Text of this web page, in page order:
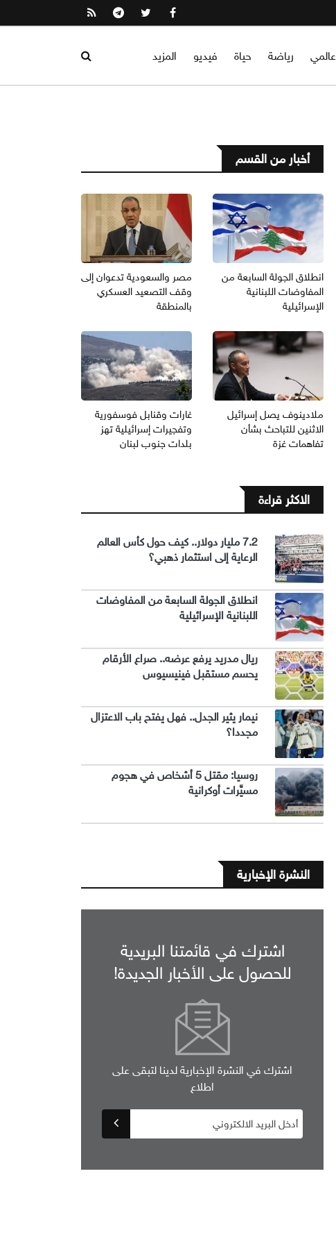
عالمي رياضة حياة فيديو المزيد
أخبار من القسم
انطلاق الجولة السابعة من
المفاوضات اللبنانية
الإسرائيلية
مصر والسعودية تدعوان إلى
وقف التصعيد العسكري
بالمنطقة
ملادينوف يصل إسرائيل
الاثنين للتباحث بشأن
تفاهمات غزة
غارات وقنابل فوسفورية
وتفجيرات إسرائيلية تهز
بلدات جنوب لبنان
الاكثر قراءة
7.2 مليار دولار.. كيف حول كأس العالم
الرعاية إلى استثمار ذهبي؟
انطلاق الجولة السابعة من المفاوضات
اللبنانية الإسرائيلية
ريال مدريد يرفع عرضه.. صراع الأرقام
يحسم مستقبل فينيسيوس
نيمار يثير الجدل.. فهل يفتح باب الاعتزال
مجددا؟
روسيا: مقتل 5 أشخاص في هجوم
مسيَّرات أوكرانية
النشرة الإخبارية
اشترك في قائمتنا البريدية
للحصول على الأخبار الجديدة!
اشترك في النشرة الإخبارية لدينا لتبقى على
اطلاع